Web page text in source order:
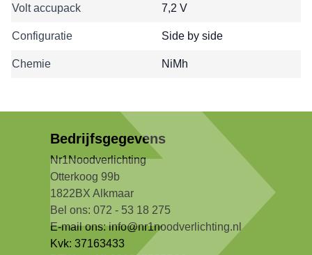
Volt accupack 7,2 V
Configuratie Side by side
Chemie NiMh
Bedrijfsgegevens
Nr1Noodverlichting
Otterkoog 99b
1822BX Alkmaar
Bel ons: 072 - 53 18 275
E-mail ons:info@nr1noodverlichting.nl
Kvk: 37163433